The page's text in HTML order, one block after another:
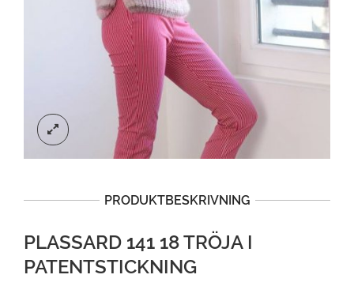
PRODUKTBESKRIVNING
PLASSARD 141 18 TRÖJA I
PATENTSTICKNING